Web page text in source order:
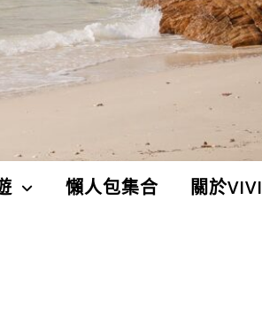
懶人包集合 關於VIVI